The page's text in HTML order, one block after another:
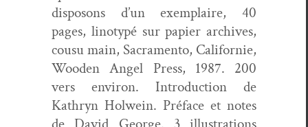
dis­posons d’un exem­plaire, 40
pages, lino­typé sur papi­er archives,
cousu main, Sacra­men­to, Cal­i­fornie,
Wood­en Angel Press, 1987. 200
vers env­i­ron. Intro­duc­tion de
Kathryn Hol­wein. Pré­face et notes